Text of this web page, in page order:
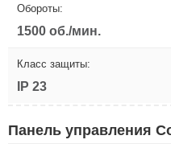
Обороты:
1500 об./мин.
Класс защиты:
IP 23
Панель управления